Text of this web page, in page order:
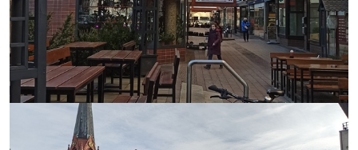
mehr erfahren